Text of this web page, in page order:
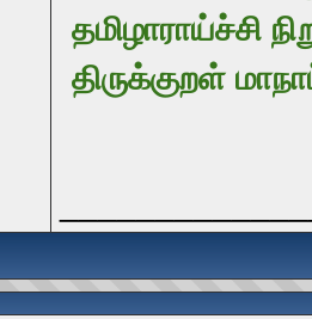
தமிழாராய்ச்சி
திருக்குறள்